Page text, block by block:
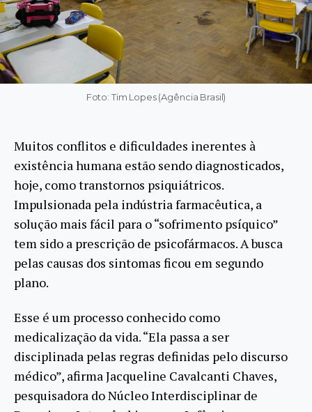
Foto: Tim Lopes (Agência Brasil)
Muitos conflitos e dificuldades inerentes à
existência humana estão sendo diagnosticados,
hoje, como transtornos psiquiátricos.
Impulsionada pela indústria farmacêutica, a
solução mais fácil para o “sofrimento psíquico”
tem sido a prescrição de psicofármacos. A busca
pelas causas dos sintomas ficou em segundo
plano.
Esse é um processo conhecido como
medicalização da vida. “Ela passa a ser
disciplinada pelas regras definidas pelo discurso
médico”, afirma Jacqueline Cavalcanti Chaves,
pesquisadora do Núcleo Interdisciplinar de